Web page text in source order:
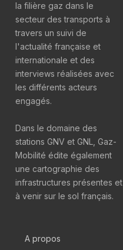
la filière gaz dans le
secteur des transports à
travers un suivi de
l'actualité française et
internationale et des
interviews réalisées avec
les différents acteurs
engagés.
Dans le domaine des
stations GNV et GNL, Gaz-
Mobilité édite également
une cartographie des
infrastructures présentes et
à venir sur le sol français.
A propos